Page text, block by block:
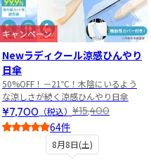
8月8日(土)
キャンペーン
Newラディクール涼感ひんやり
日傘
50%OFF！－21℃！木陰にいるよう
な涼しさが続く涼感ひんやり日傘
¥7,700 （税込） ¥15,400
64件